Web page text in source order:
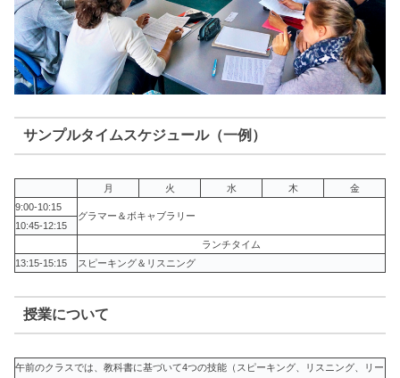
サンプルタイムスケジュール（一例）
月 火 水 木
金
9:00-10:15
グラマー＆ボキャブラリー
10:45-12:15
ランチタイム
13:15-15:15
スピーキング＆リスニング
授業について
午前のクラスでは、教科書に基づいて4つの技能（スピーキング、リスニング、リー